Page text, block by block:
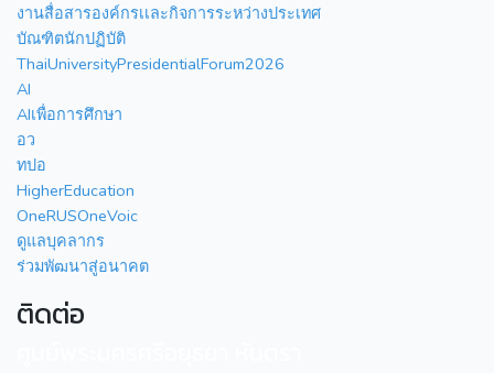
งานสื่อสารองค์กรเเละกิจการระหว่างประเทศ
บัณฑิตนักปฏิบัติ
ThaiUniversityPresidentialForum2026
AI
AIเพื่อการศึกษา
อว
ทปอ
HigherEducation
OneRUSOneVoic
ดูแลบุคลากร
ร่วมพัฒนาสู่อนาคต
ติดต่อ